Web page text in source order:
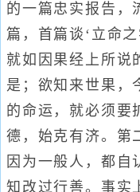
的一篇忠实报告，
篇，首篇谈‘立命
就如因果经上所说
是；欲知来世果，
的命运，就必须要
德，始克有济。第
因为一般人，都自
知改过行善。事实